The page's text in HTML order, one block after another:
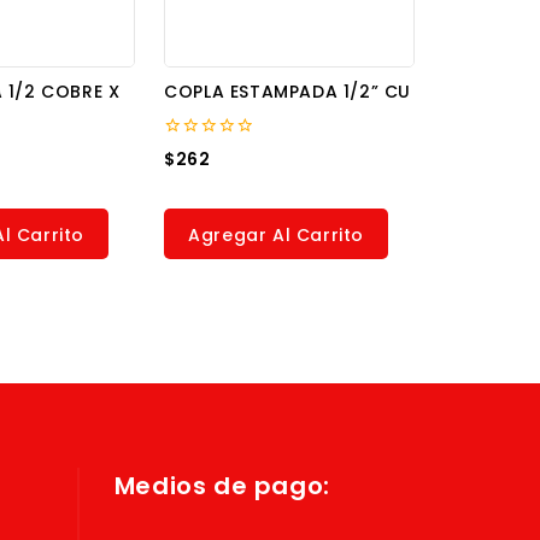
1/2 COBRE X
Carrito
COPLA ESTAMPADA 1/2” CU
0
out
$262
Agregar Al Carrito
Medios de pago: